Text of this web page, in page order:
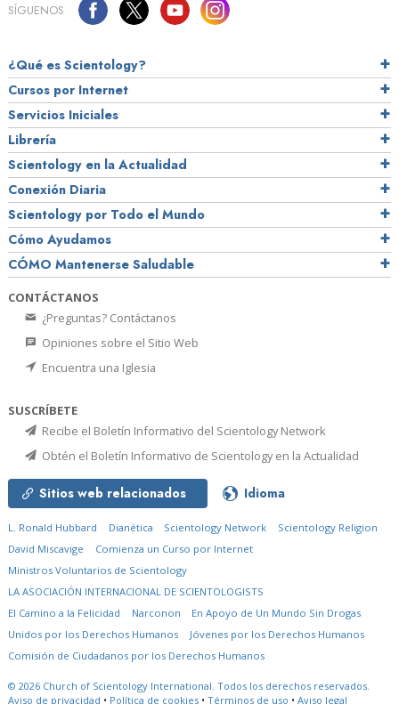
SÍGUENOS
¿Qué es Scientology?
Cursos por Internet
Servicios Iniciales
Librería
Scientology en la Actualidad
Conexión Diaria
Scientology por Todo el Mundo
Cómo Ayudamos
CÓMO Mantenerse Saludable
CONTÁCTANOS
¿Preguntas? Contáctanos
Opiniones sobre el Sitio Web
Encuentra una Iglesia
SUSCRÍBETE
Recibe el Boletín Informativo del Scientology Network
Obtén el Boletín Informativo de Scientology en la Actualidad
Sitios web relacionados Idioma
L. Ronald Hubbard Dianética Scientology Network
Scientology Religion
David Miscavige
Comienza un Curso por Internet
Ministros Voluntarios de Scientology
LA ASOCIACIÓN INTERNACIONAL DE SCIENTOLOGISTS
El Camino a la Felicidad
Narconon
En Apoyo de Un Mundo Sin Drogas
Unidos por los Derechos Humanos
Jóvenes por los Derechos Humanos
Comisión de Ciudadanos por los Derechos Humanos
© 2026 Church of Scientology International. Todos los derechos reservados.
Aviso de privacidad • Política de cookies • Términos de uso • Aviso legal